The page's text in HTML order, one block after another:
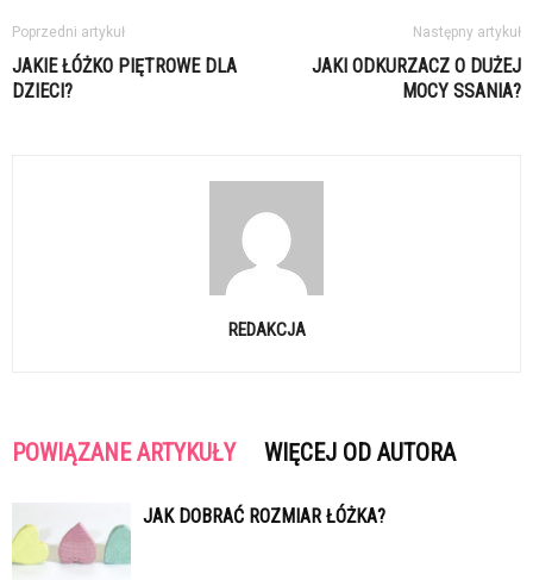
Poprzedni artykuł
JAKIE ŁÓŻKO PIĘTROWE DLA
DZIECI?
Następny artykuł
JAKI ODKURZACZ O DUŻEJ
MOCY SSANIA?
REDAKCJA
POWIĄZANE ARTYKUŁY WIĘCEJ OD AUTORA
JAK DOBRAĆ ROZMIAR ŁÓŻKA?